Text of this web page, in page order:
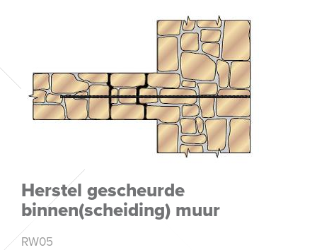
Herstel gescheurde
binnen(scheiding) muur
RW05